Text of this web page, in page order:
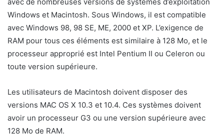
avec de nombreuses versions de systèmes d’exploitation
Windows et Macintosh. Sous Windows, il est compatible
avec Windows 98, 98 SE, ME, 2000 et XP. L’exigence de
RAM pour tous ces éléments est similaire à 128 Mo, et le
processeur approprié est Intel Pentium II ou Celeron ou
toute version supérieure.
Les utilisateurs de Macintosh doivent disposer des
versions MAC OS X 10.3 et 10.4. Ces systèmes doivent
avoir un processeur G3 ou une version supérieure avec
128 Mo de RAM.